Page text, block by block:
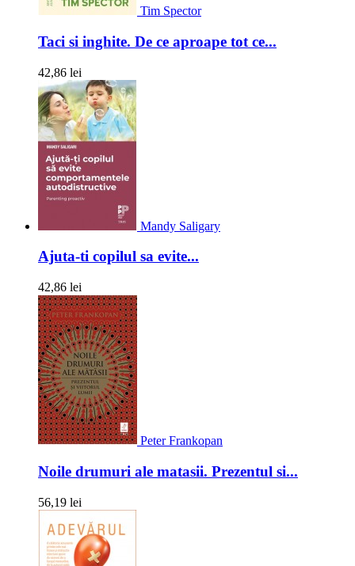
Tim Spector
Taci si inghite. De ce aproape tot ce...
42,86 lei
Mandy Saligary
Ajuta-ti copilul sa evite...
42,86 lei
Peter Frankopan
Noile drumuri ale matasii. Prezentul si...
56,19 lei